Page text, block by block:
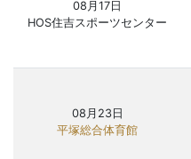
08月17日
HOS住吉スポーツセンター
08月23日
平塚総合体育館